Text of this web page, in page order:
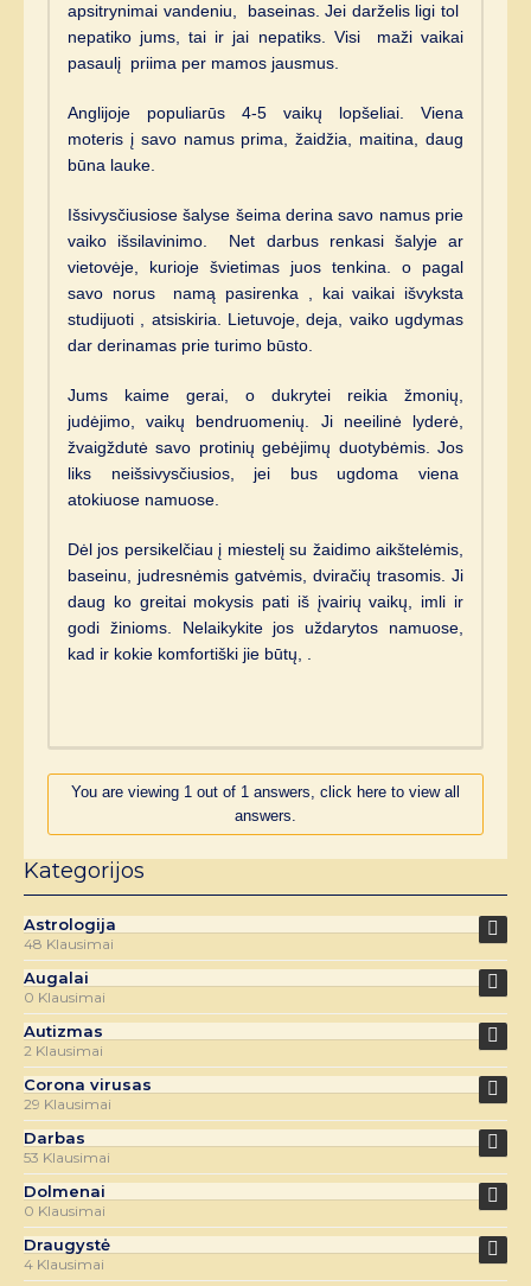
apsitrynimai vandeniu, baseinas. Jei darželis ligi tol
nepatiko jums, tai ir jai nepatiks. Visi maži vaikai
pasaulį priima per mamos jausmus.
Anglijoje populiarūs 4-5 vaikų lopšeliai. Viena
moteris į savo namus prima, žaidžia, maitina, daug
būna lauke.
Išsivysčiusiose šalyse šeima derina savo namus prie
vaiko išsilavinimo. Net darbus renkasi šalyje ar
vietovėje, kurioje švietimas juos tenkina. o pagal
savo norus namą pasirenka , kai vaikai išvyksta
studijuoti , atsiskiria. Lietuvoje, deja, vaiko ugdymas
dar derinamas prie turimo būsto.
Jums kaime gerai, o dukrytei reikia žmonių,
judėjimo, vaikų bendruomenių. Ji neeilinė lyderė,
žvaigždutė savo protinių gebėjimų duotybėmis. Jos
liks neišsivysčiusios, jei bus ugdoma viena
atokiuose namuose.
Dėl jos persikelčiau į miestelį su žaidimo aikštelėmis,
baseinu, judresnėmis gatvėmis, dviračių trasomis. Ji
daug ko greitai mokysis pati iš įvairių vaikų, imli ir
godi žinioms. Nelaikykite jos uždarytos namuose,
kad ir kokie komfortiški jie būtų, .
You are viewing 1 out of 1 answers, click here to view all
answers.
Kategorijos
Astrologija
48 Klausimai
Augalai
0 Klausimai
Autizmas
2 Klausimai
Corona virusas
29 Klausimai
Darbas
53 Klausimai
Dolmenai
0 Klausimai
Draugystė
4 Klausimai